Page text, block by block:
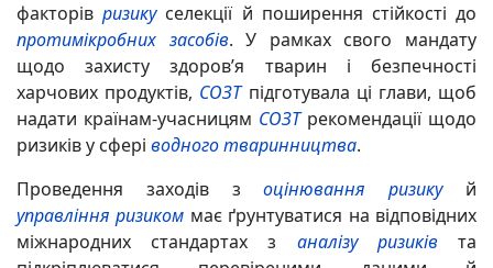
факторівризикуселекції й поширення стійкості до
протимікробних засобів. У рамках свого мандату
щодо захисту здоров’я тварин і безпечності
харчових продуктів, СОЗТпідготувала ці глави, щоб
надати країнам-учасницям СОЗТрекомендації щодо
ризиків у сфері водного тваринництва.
Проведення заходів зоцінювання ризикуй
управління ризиком має ґрунтуватися на відповідних
міжнародних стандартах з аналізу ризиківта